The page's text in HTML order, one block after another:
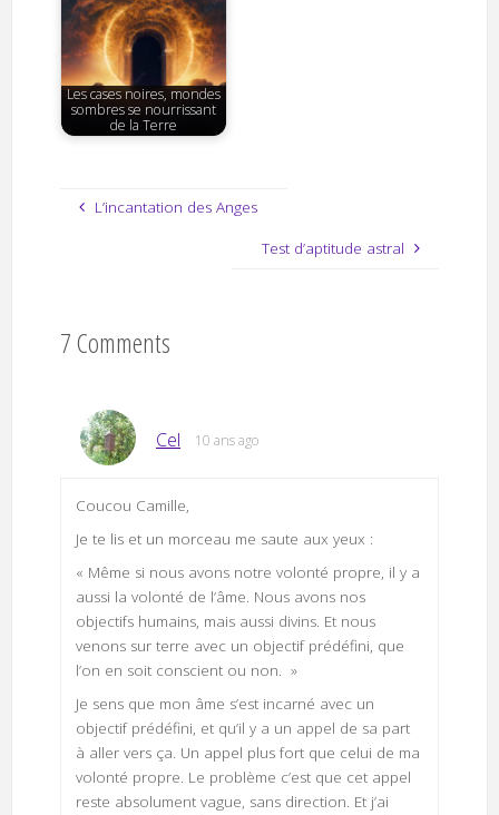
Les cases noires, mondes
sombres se nourrissant
de la Terre
L’incantation des Anges
Test d’aptitude astral
7 Comments
Cel 10 ans ago
Coucou Camille,
Je te lis et un morceau me saute aux yeux :
« Même si nous avons notre volonté propre, il y a
aussi la volonté de l’âme. Nous avons nos
objectifs humains, mais aussi divins. Et nous
venons sur terre avec un objectif prédéfini, que
l’on en soit conscient ou non. »
Je sens que mon âme s’est incarné avec un
objectif prédéfini, et qu’il y a un appel de sa part
à aller vers ça. Un appel plus fort que celui de ma
volonté propre. Le problème c’est que cet appel
reste absolument vague, sans direction. Et j’ai